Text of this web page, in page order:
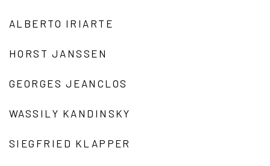
ALBERTO IRIARTE
HORST JANSSEN
GEORGES JEANCLOS
WASSILY KANDINSKY
SIEGFRIED KLAPPER